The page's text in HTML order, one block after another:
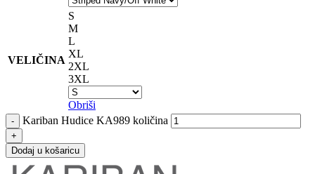
VELIČINA
S
M
L
XL
2XL
3XL
Obriši
Kariban Hudice KA989 količina
Dodaj u košaricu